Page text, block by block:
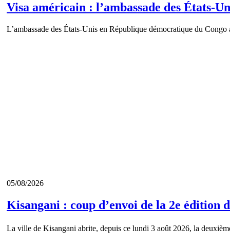
Visa américain : l’ambassade des États-
L’ambassade des États-Unis en République démocratique du
05/08/2026
Kisangani : coup d’envoi de la 2e édition
La ville de Kisangani abrite, depuis ce lundi 3 août 2026, la